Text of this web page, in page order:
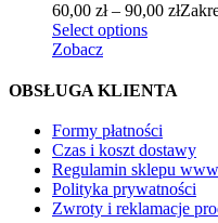
60,00 zł – 90,00 zł
Select options
Zobacz
OBSŁUGA KLIENTA
Formy płatności
Czas i koszt dostawy
Regulamin sklepu
Polityka prywatności
Zwroty i reklamacje